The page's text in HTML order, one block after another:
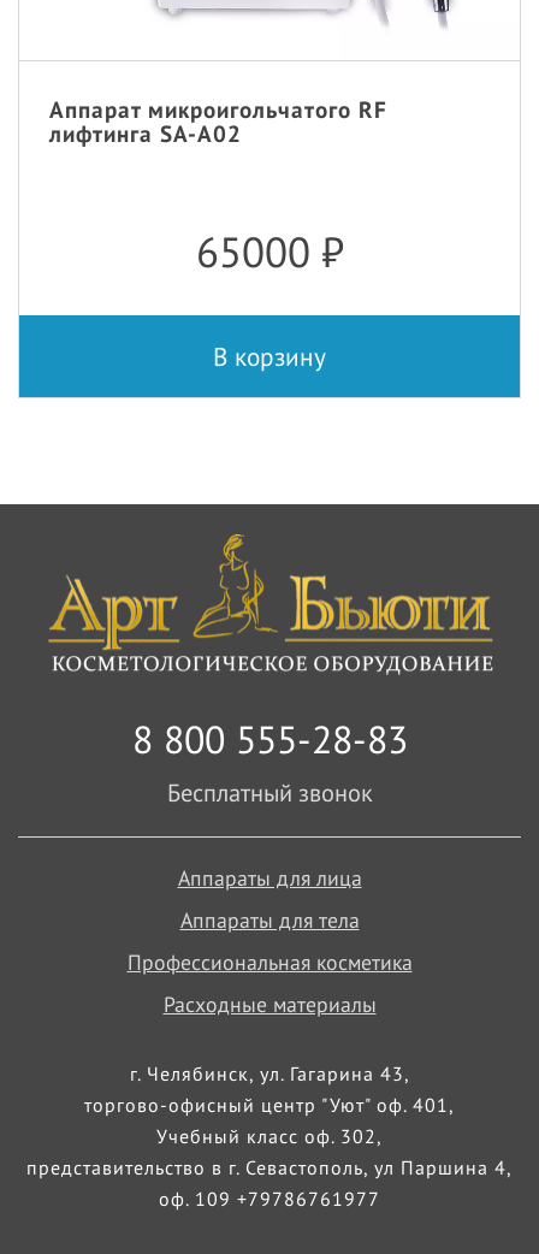
Аппарат микроигольчатого RF
лифтинга SA-A02
65000 ₽
В корзину
8 800 555-28-83
Бесплатный звонок
Аппараты для лица
Аппараты для тела
Профессиональная косметика
Расходные материалы
г. Челябинск, ул. Гагарина 43,
торгово-офисный центр "Уют" оф. 401,
Учебный класс оф. 302,
представительство в г. Севастополь, ул Паршина 4,
оф. 109 +79786761977